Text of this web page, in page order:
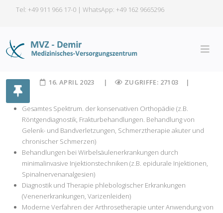
Tel: +49 911 966 17-0 | WhatsApp: +49 162 9665296
16. APRIL 2023 ZUGRIFFE: 27103
Gesamtes Spektrum. der konservativen Orthopädie (z.B.
Röntgendiagnostik, Frakturbehandlungen. Behandlung von
Gelenk- und Bandverletzungen, Schmerztherapie akuter und
chronischer Schmerzen)
Behandlungen bei Wirbelsäulenerkrankungen durch
minimalinvasive Injektionstechniken (z.B. epidurale Injektionen,
Spinalnervenanalgesien)
Diagnostik und Therapie phlebologischer Erkrankungen
(Venenerkrankungen, Varizenleiden)
Moderne Verfahren der Arthrosetherapie unter Anwendung von